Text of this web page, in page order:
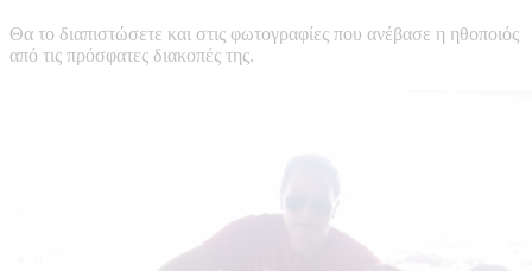
Θα το διαπιστώσετε και στις φωτογραφίες που ανέβασε η ηθοποιός
από τις πρόσφατες διακοπές της.